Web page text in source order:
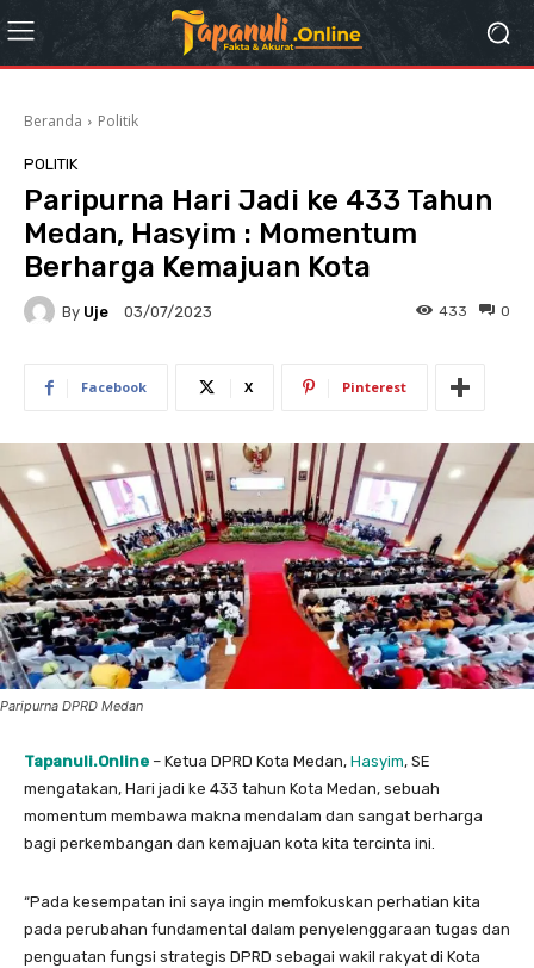
Beranda Politik
POLITIK
Paripurna Hari Jadi ke 433 Tahun
Medan, Hasyim : Momentum
Berharga Kemajuan Kota
By Uje 03/07/2023 0
433
Facebook X Pinterest
Paripurna DPRD Medan
Tapanuli.Online – Ketua DPRD Kota Medan, Hasyim, SE
mengatakan, Hari jadi ke 433 tahun Kota Medan, sebuah
momentum membawa makna mendalam dan sangat berharga
bagi perkembangan dan kemajuan kota kita tercinta ini.
“Pada kesempatan ini saya ingin memfokuskan perhatian kita
pada perubahan fundamental dalam penyelenggaraan tugas dan
penguatan fungsi strategis DPRD sebagai wakil rakyat di Kota